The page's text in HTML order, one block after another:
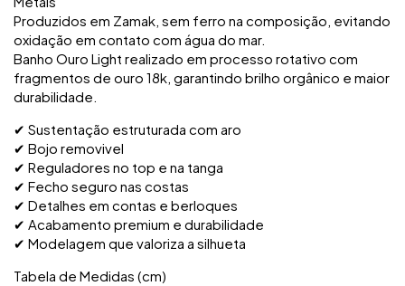
Produzidos em Zamak, sem ferro na composição, evitando
oxidação em contato com água do mar.
Banho Ouro Light realizado em processo rotativo com
fragmentos de ouro 18k, garantindo brilho orgânico e maior
durabilidade.
✔ Sustentação estruturada com aro
✔ Bojo removivel
✔ Reguladores no top e na tanga
✔ Fecho seguro nas costas
✔ Detalhes em contas e berloques
✔ Acabamento premium e durabilidade
✔ Modelagem que valoriza a silhueta
Tabela de Medidas (cm)